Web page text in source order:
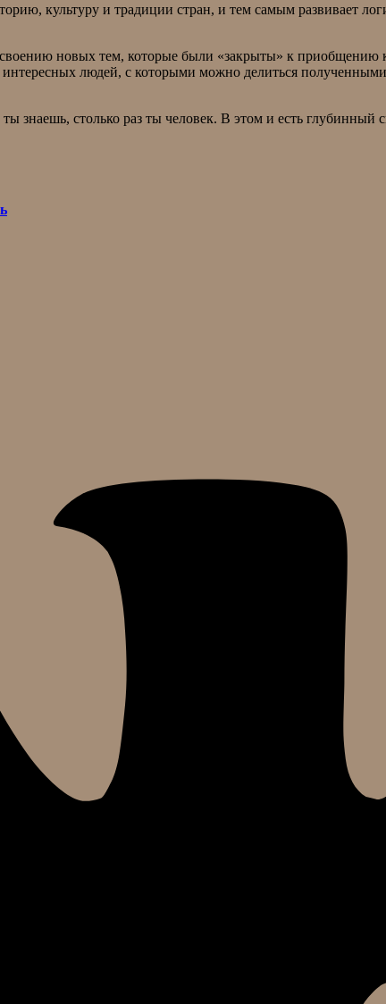
культуру и традиции стран, и тем самым развивает
новых тем, которые были «закрыты» к
людей, с которыми можно делиться
знаешь, столько раз ты человек. В этом и есть